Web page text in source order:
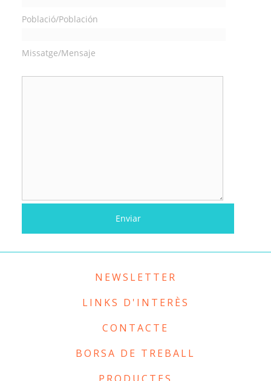
Població/Población
Missatge/Mensaje
NEWSLETTER
LINKS D'INTERÈS
CONTACTE
BORSA DE TREBALL